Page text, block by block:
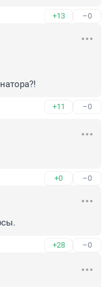
+13 –0
+11 –0
+0 –0
+28 –0